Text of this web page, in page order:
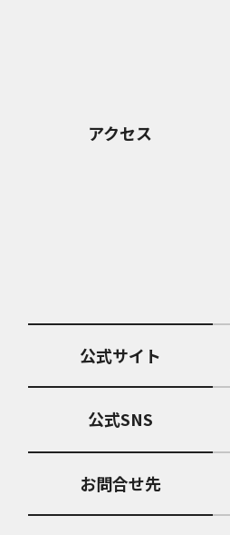
アクセス
公式サイト
公式SNS
お問合せ先